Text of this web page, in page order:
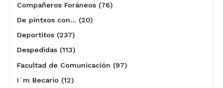
Compañeros Foráneos(76)
De pintxos con… (20)
Deportitos(237)
Despedidas(113)
Facultad de Comunicación (97)
I´m Becario (12)